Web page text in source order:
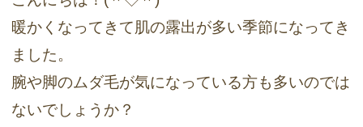
暖かくなってきて肌の露出が多い季節になってき
ました。
腕や脚のムダ毛が気になっている方も多いのでは
ないでしょうか？